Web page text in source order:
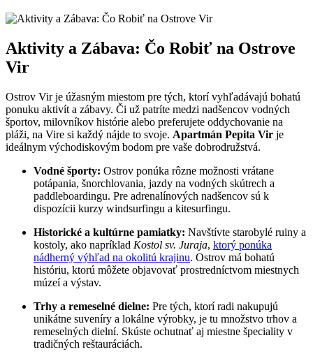
Aktivity a Zábava: Čo Robiť na Ostrove
Vir
Ostrov Vir je úžasným miestom pre tých, ktorí vyhľadávajú bohatú
ponuku aktivít a zábavy. Či už patríte medzi nadšencov vodných
športov, milovníkov histórie alebo preferujete oddychovanie na
pláži, na Vire si každý nájde to svoje. Apartmán Pepita Vir je
ideálnym východiskovým bodom pre vaše dobrodružstvá.
Vodné športy: Ostrov ponúka rôzne možnosti vrátane
potápania, šnorchlovania, jazdy na vodných skútrech a
paddleboardingu. Pre adrenalínových nadšencov sú k
dispozícii kurzy windsurfingu a kitesurfingu.
Historické a kultúrne pamiatky: Navštívte starobylé ruiny a
kostoly, ako napríklad Kostol sv. Juraja, ktorý ponúka
nádherný výhľad na okolitú krajinu. Ostrov má bohatú
históriu, ktorú môžete objavovať prostredníctvom miestnych
múzeí a výstav.
Trhy a remeselné dielne: Pre tých, ktorí radi nakupujú
unikátne suveníry a lokálne výrobky, je tu množstvo trhov a
remeselných dielní. Skúste ochutnať aj miestne špeciality v
tradičných reštauráciách.